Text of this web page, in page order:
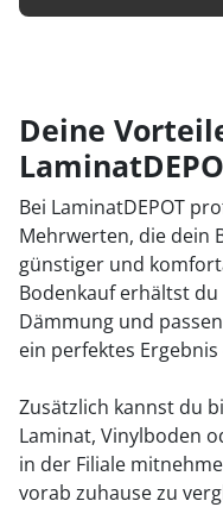
Deine
Bei LaminatDEPOT
Mehrwerten, die dein
günstiger und
Bodenkauf erhältst
Dämmung und
ein perfektes
Zusätzlich kannst du
Laminat, Vinylboden
in der Filiale
vorab zuhause zu